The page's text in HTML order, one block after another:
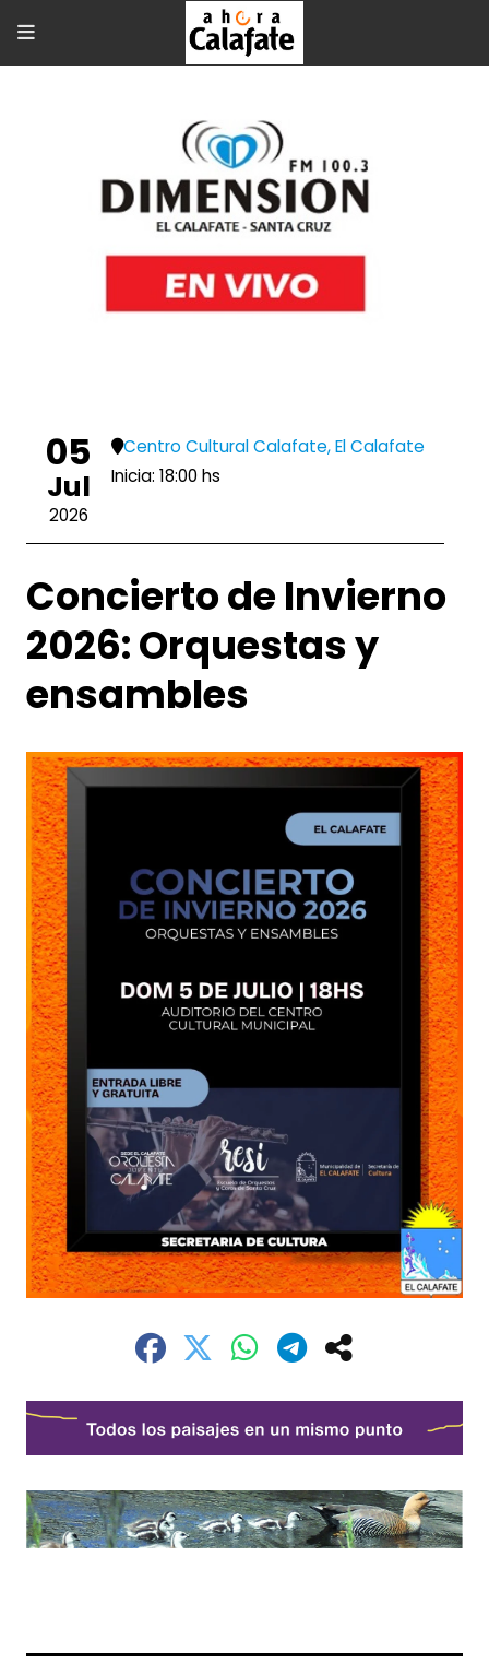
Concierto de Invierno
2026: Orquestas y
ensambles
05
Jul
2026
Centro Cultural Calafate, El Calafate
Inicia: 18:00 hs